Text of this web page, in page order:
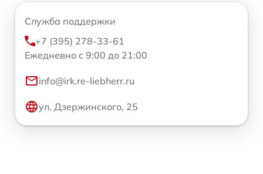
Служба поддержки
+7 (395) 278-33-61
Ежедневно с 9:00 до 21:00
info@irk.re-liebherr.ru
ул. Дзержинского, 25